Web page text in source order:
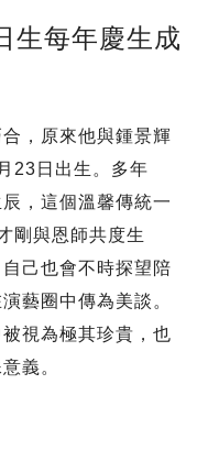
生每年慶生成
，原來他與鍾景輝
23日出生。多年
，這個溫馨傳統一
剛與恩師共度生
己也會不時探望陪
藝圈中傳為美談。
視為極其珍貴，也
義。